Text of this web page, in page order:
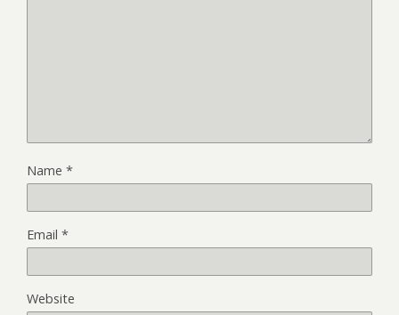
Name *
Email *
Website